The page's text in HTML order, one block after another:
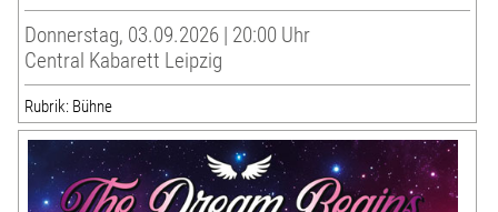
Donnerstag, 03.09.2026 | 20:00 Uhr
Central Kabarett Leipzig
Rubrik: Bühne